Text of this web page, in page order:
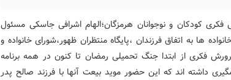
کودکان و نوجوانان هرمزگان؛الهام اشرافی جاسکی مسئول
ها به اتفاق فرزندان ،پایگاه منتظران ظهور،شورای خانواده و
فکری از ابتدا جنگ تحمیلی رمضان تا کنون در همه برنامه
داشته اند که این حضور موید بیعت آنها با فرزند صالح پدر